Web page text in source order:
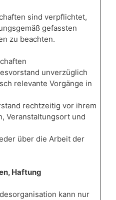
sind verpflichtet,
gefassten
zu beachten.
unverzüglich
relevante Vorgänge in
rechtzeitig vor ihrem
Veranstaltungsort und
über die Arbeit der
Haftung
kann nur